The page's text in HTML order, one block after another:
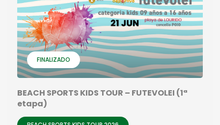
FINALIZADO
BEACH SPORTS KIDS TOUR – FUTEVOLEI (1ª
etapa)